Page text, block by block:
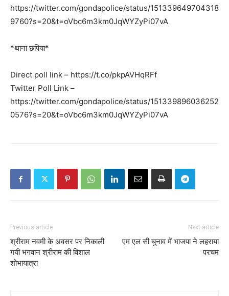
https://twitter.com/gondapolice/status/151339649704318
9760?s=20&t=oVbc6m3km0JqWYZyPi07vA
*थाना छपिया*
Direct poll link – https://t.co/pkpAVHqRFf
Twitter Poll Link –
https://twitter.com/gondapolice/status/151339896036252
0576?s=20&t=oVbc6m3km0JqWYZyPi07vA
Previous article
श्रीराम नवमी के अवसर पर निकाली
गयी भगवान श्रीराम की विशाल
शोभायात्रा
Next article
एम एल सी चुनाव में भाजपा ने लहराया
परचम